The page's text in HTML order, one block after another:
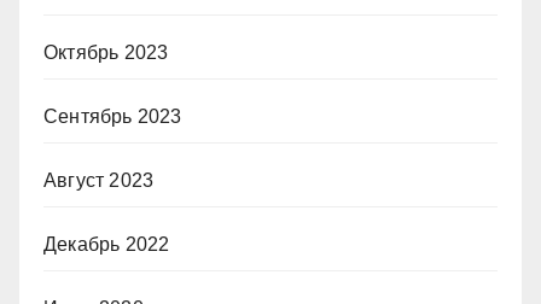
Октябрь 2023
Сентябрь 2023
Август 2023
Декабрь 2022